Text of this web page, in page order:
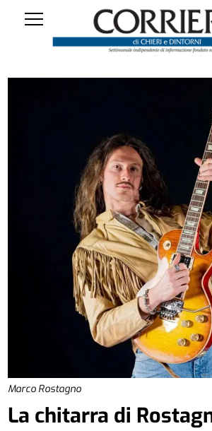
Marco Rostagno
La chitarra di